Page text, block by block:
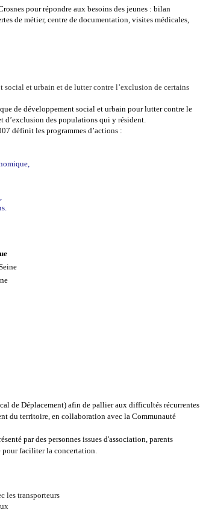
pour répondre aux besoins des jeunes : bilan
de métier, centre de documentation, visites médicales,
social et urbain et de lutter contre l’exclusion de certains
de développement social et urbain pour lutter contre le
d’exclusion des populations qui y résident.
définit les programmes d’actions :
de Déplacement) afin de pallier aux difficultés récurrentes
du territoire , en collaboration avec la Communauté
par des personnes issues d'association, parents
pour faciliter la concertation.
les transporteurs